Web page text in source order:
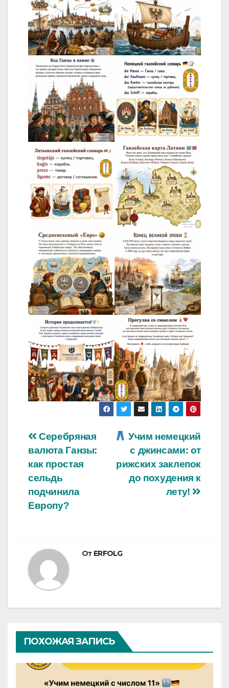
Навигация
по
записям
Учим немецкий
с джинсами: от
рижских заклепок
до похудения к
лету!
Серебряная
валюта Ганзы:
как простая
сельдь
подчинила
Европу?
От ERFOLG
ПОХОЖАЯ ЗАПИСЬ